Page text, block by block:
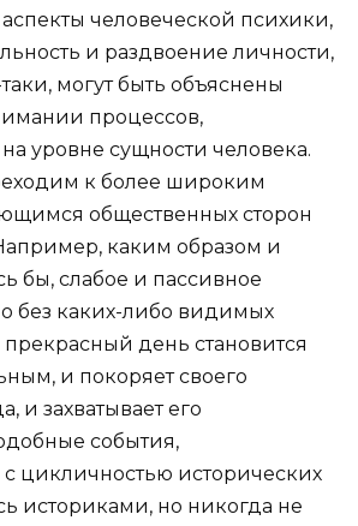
человеческой психики,
и раздвоение личности,
могут быть объяснены
процессов,
уровне сущнос­ти человека.
к более широким
общественных сторон
каким образом и
бы, слабое и пассивное
без каких-либо видимых
день ста­новится
и покоряет своего
и захватывает его
события,
цикличнос­тью исторических
историками, но никогда не